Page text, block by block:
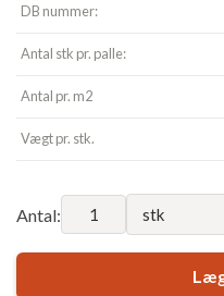
DB nummer:
Antal stk pr. palle:
Antal pr. m2
Vægt pr. stk.
Antal: